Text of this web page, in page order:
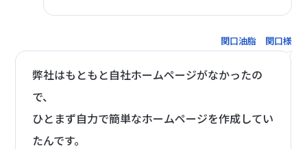
関口油脂 関口様
弊社はもともと自社ホームページがなかったの
で、
ひとまず自力で簡単なホームページを作成してい
たんです。